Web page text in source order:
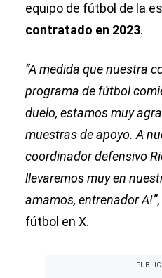
equipo de fútbol de la
contratado en 2023.
“A medida que nuestra
programa de fútbol
duelo, estamos muy
muestras de apoyo. A
coordinador defensivo
llevaremos muy en
amamos, entrenador A!”
fútbol en X.